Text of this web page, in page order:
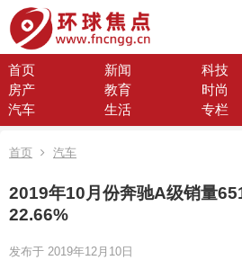
首页 新闻 科技
房产
教育 时尚
汽车
生活 专栏
首页 汽车
2019年10月份奔驰A级销量
22.66%
发布于 2019年12月10日